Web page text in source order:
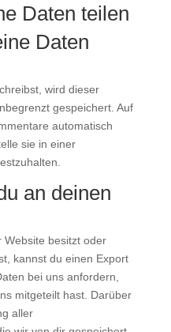
Daten teilen
Daten
wird dieser
gespeichert. Auf
automatisch
sie in einer
an deinen
Website besitzt oder
kannst du einen Export
bei uns anfordern,
mitgeteilt hast. Darüber
aller